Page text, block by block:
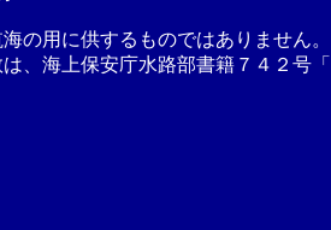
の用に供するものではありません
、海上保安庁水路部書籍７４２号